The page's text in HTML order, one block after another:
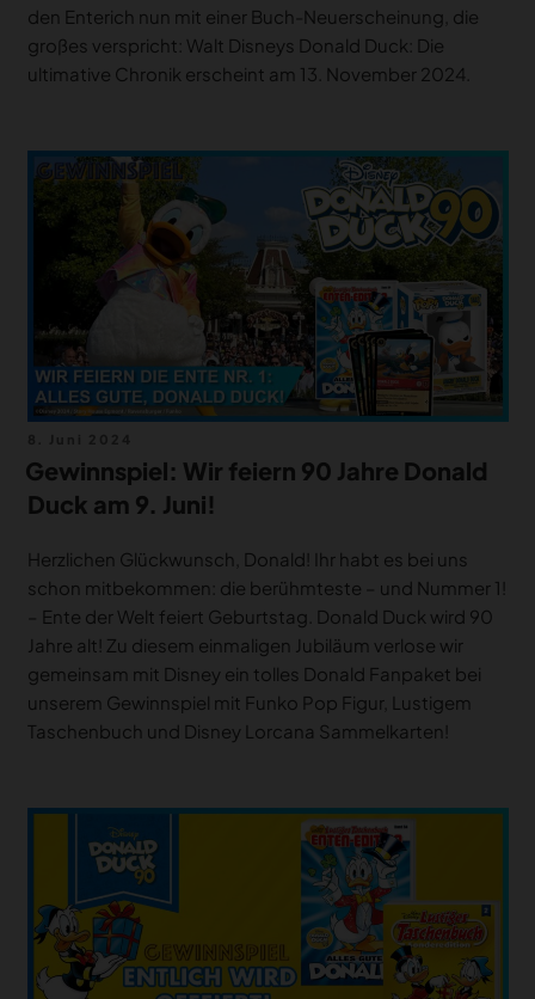
den Enterich nun mit einer Buch-Neuerscheinung, die
großes verspricht: Walt Disneys Donald Duck: Die
ultimative Chronik erscheint am 13. November 2024.
am
Gewinnspiel: Wir feiern 90 Jahre Donald
Duck am 9. Juni!
Herzlichen Glückwunsch, Donald! Ihr habt es bei uns
schon mitbekommen: die berühmteste – und Nummer 1!
– Ente der Welt feiert Geburtstag. Donald Duck wird 90
Jahre alt! Zu diesem einmaligen Jubiläum verlose wir
gemeinsam mit Disney ein tolles Donald Fanpaket bei
unserem Gewinnspiel mit Funko Pop Figur, Lustigem
Taschenbuch und Disney Lorcana Sammelkarten!